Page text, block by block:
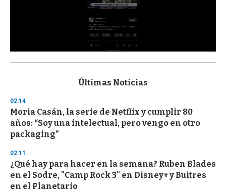
s
d
s
o
f
3
s
c
o
n
Últimas Noticias
02:14
Moria Casán, la serie de Netflix y cumplir 80
años: “Soy una intelectual, pero vengo en otro
packaging”
02:11
¿Qué hay para hacer en la semana? Ruben Blades
en el Sodre, "Camp Rock 3" en Disney+ y Buitres
en el Planetario